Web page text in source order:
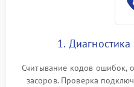
циркуляционным насосом
1.
Считывание кодов ошибок,
засоров. Проверка